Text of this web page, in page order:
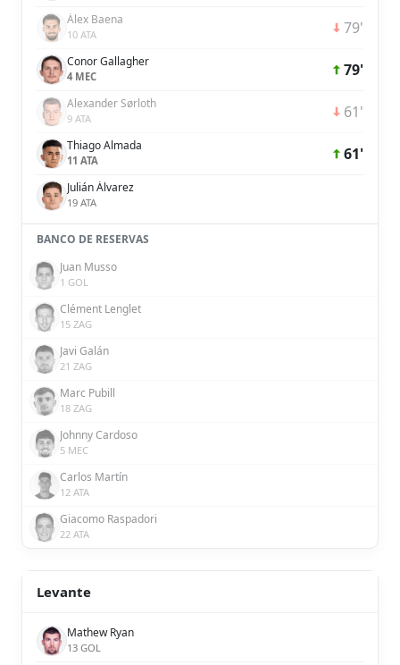
Álex Baena
10 ATA 79'
Conor Gallagher
4 MEC 79'
Alexander Sørloth
9 ATA 61'
Thiago Almada
11 ATA 61'
Julián Álvarez
19 ATA
BANCO DE RESERVAS
Juan Musso
1 GOL
Clément Lenglet
15 ZAG
Javi Galán
21 ZAG
Marc Pubill
18 ZAG
Johnny Cardoso
5 MEC
Carlos Martín
12 ATA
Giacomo Raspadori
22 ATA
Levante
Mathew Ryan
13 GOL